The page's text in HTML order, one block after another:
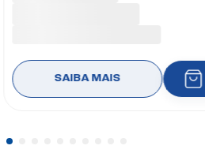
SAIBA MAIS